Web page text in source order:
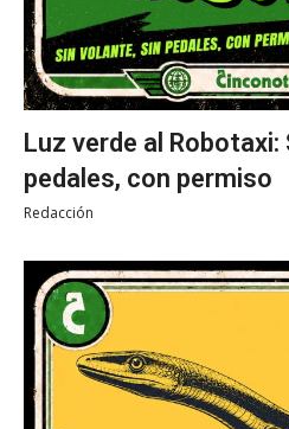
Luz verde al
pedales, con permiso
Redacción